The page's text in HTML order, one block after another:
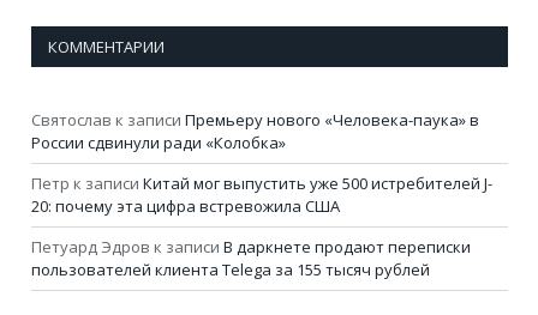
КОММЕНТАРИИ
Святослав к записи Премьеру нового «Человека-паука» в
России сдвинули ради «Колобка»
Петр к записи Китай мог выпустить уже 500 истребителей J-
20: почему эта цифра встревожила США
Петуард Эдров к записи В даркнете продают переписки
пользователей клиента Telega за 155 тысяч рублей